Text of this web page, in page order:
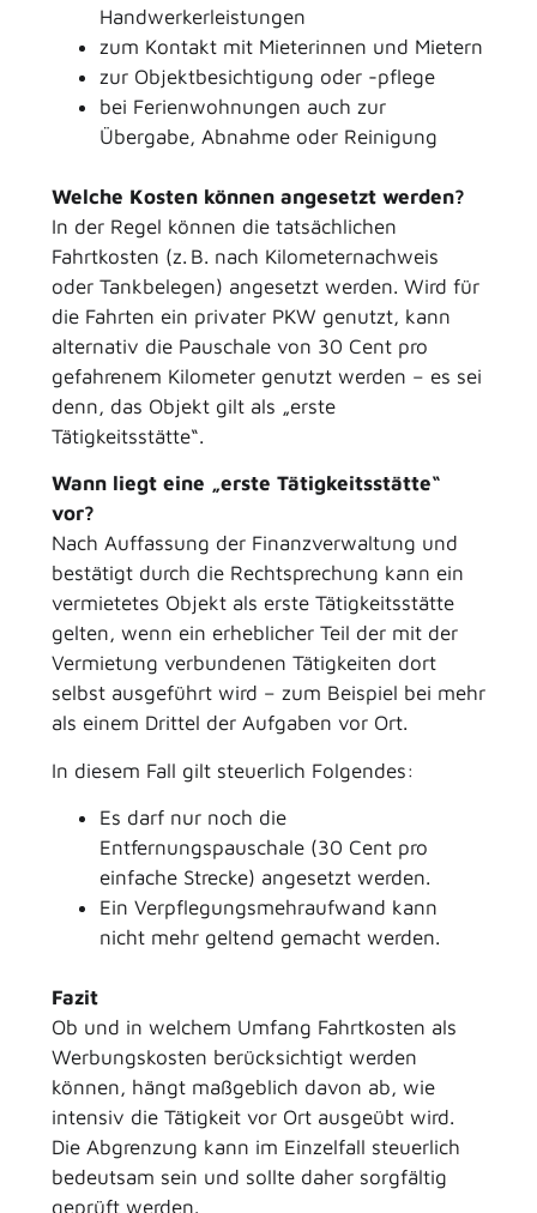
Handwerkerleistungen
zum Kontakt mit Mieterinnen und Mietern
zur Objektbesichtigung oder -pflege
bei Ferienwohnungen auch zur
Übergabe, Abnahme oder Reinigung
Welche Kosten können angesetzt werden?
In der Regel können die tatsächlichen
Fahrtkosten (z. B. nach Kilometernachweis
oder Tankbelegen) angesetzt werden. Wird für
die Fahrten ein privater PKW genutzt, kann
alternativ die Pauschale von 30 Cent pro
gefahrenem Kilometer genutzt werden – es sei
denn, das Objekt gilt als „erste
Tätigkeitsstätte“.
Wann liegt eine „erste Tätigkeitsstätte“
vor?
Nach Auffassung der Finanzverwaltung und
bestätigt durch die Rechtsprechung kann ein
vermietetes Objekt als erste Tätigkeitsstätte
gelten, wenn ein erheblicher Teil der mit der
Vermietung verbundenen Tätigkeiten dort
selbst ausgeführt wird – zum Beispiel bei mehr
als einem Drittel der Aufgaben vor Ort.
In diesem Fall gilt steuerlich Folgendes:
Es darf nur noch die
Entfernungspauschale (30 Cent pro
einfache Strecke) angesetzt werden.
Ein Verpflegungsmehraufwand kann
nicht mehr geltend gemacht werden.
Fazit
Ob und in welchem Umfang Fahrtkosten als
Werbungskosten berücksichtigt werden
können, hängt maßgeblich davon ab, wie
intensiv die Tätigkeit vor Ort ausgeübt wird.
Die Abgrenzung kann im Einzelfall steuerlich
bedeutsam sein und sollte daher sorgfältig
geprüft werden.